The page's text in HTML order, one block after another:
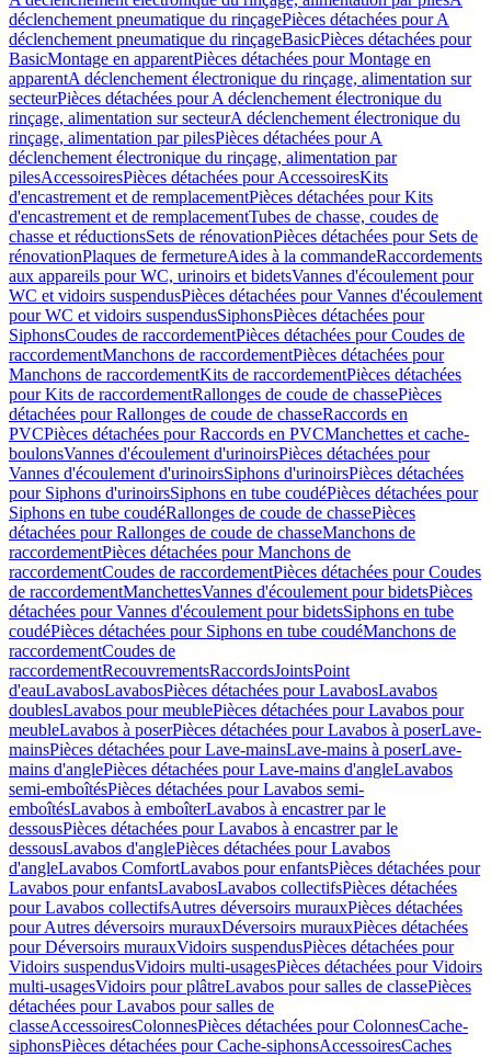
déclenchement pneumatique du rinçagePièces détachées pour A
déclenchement pneumatique du rinçageBasicPièces détachées pour
BasicMontage en apparentPièces détachées pour Montage en
apparentA déclenchement électronique du rinçage, alimentation sur
secteurPièces détachées pour A déclenchement électronique du
rinçage, alimentation sur secteurA déclenchement électronique du
rinçage, alimentation par pilesPièces détachées pour A
déclenchement électronique du rinçage, alimentation par
pilesAccessoiresPièces détachées pour AccessoiresKits
d'encastrement et de remplacementPièces détachées pour Kits
d'encastrement et de remplacementTubes de chasse, coudes de
chasse et réductionsSets de rénovationPièces détachées pour Sets de
rénovationPlaques de fermetureAides à la commandeRaccordements
aux appareils pour WC, urinoirs et bidetsVannes d'écoulement pour
WC et vidoirs suspendusPièces détachées pour Vannes d'écoulement
pour WC et vidoirs suspendusSiphonsPièces détachées pour
SiphonsCoudes de raccordementPièces détachées pour Coudes de
raccordementManchons de raccordementPièces détachées pour
Manchons de raccordementKits de raccordementPièces détachées
pour Kits de raccordementRallonges de coude de chassePièces
détachées pour Rallonges de coude de chasseRaccords en
PVCPièces détachées pour Raccords en PVCManchettes et cache-
boulonsVannes d'écoulement d'urinoirsPièces détachées pour
Vannes d'écoulement d'urinoirsSiphons d'urinoirsPièces détachées
pour Siphons d'urinoirsSiphons en tube coudéPièces détachées pour
Siphons en tube coudéRallonges de coude de chassePièces
détachées pour Rallonges de coude de chasseManchons de
raccordementPièces détachées pour Manchons de
raccordementCoudes de raccordementPièces détachées pour Coudes
de raccordementManchettesVannes d'écoulement pour bidetsPièces
détachées pour Vannes d'écoulement pour bidetsSiphons en tube
coudéPièces détachées pour Siphons en tube coudéManchons de
raccordementCoudes de
raccordementRecouvrementsRaccordsJointsPoint
d'eauLavabosLavabosPièces détachées pour LavabosLavabos
doublesLavabos pour meublePièces détachées pour Lavabos pour
meubleLavabos à poserPièces détachées pour Lavabos à poserLave-
mainsPièces détachées pour Lave-mainsLave-mains à poserLave-
mains d'anglePièces détachées pour Lave-mains d'angleLavabos
semi-emboîtésPièces détachées pour Lavabos semi-
emboîtésLavabos à emboîterLavabos à encastrer par le
dessousPièces détachées pour Lavabos à encastrer par le
dessousLavabos d'anglePièces détachées pour Lavabos
d'angleLavabos ComfortLavabos pour enfantsPièces détachées pour
Lavabos pour enfantsLavabosLavabos collectifsPièces détachées
pour Lavabos collectifsAutres déversoirs murauxPièces détachées
pour Autres déversoirs murauxDéversoirs murauxPièces détachées
pour Déversoirs murauxVidoirs suspendusPièces détachées pour
Vidoirs suspendusVidoirs multi-usagesPièces détachées pour Vidoirs
multi-usagesVidoirs pour plâtreLavabos pour salles de classePièces
détachées pour Lavabos pour salles de
classeAccessoiresColonnesPièces détachées pour ColonnesCache-
siphonsPièces détachées pour Cache-siphonsAccessoiresCaches